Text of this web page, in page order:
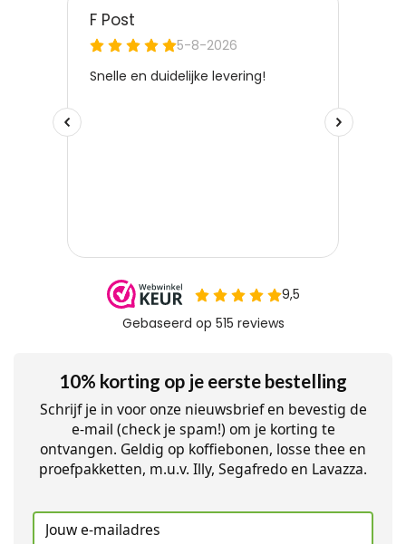
10% korting op je eerste bestelling
Schrijf je in voor onze nieuwsbrief en bevestig de
e-mail (check je spam!) om je korting te
ontvangen. Geldig op koffiebonen, losse thee en
proefpakketten, m.u.v. Illy, Segafredo en Lavazza.